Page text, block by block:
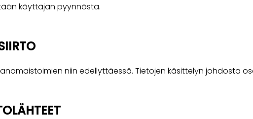
käyttäjän pyynnöstä.
niin edellyttäessä. Tietojen käsittelyn johdosta